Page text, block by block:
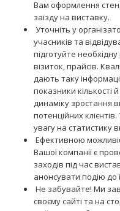
Вам оформлення
заїзду на виставку.
Уточніть у
учасників та
підготуйте
візиток, прайсів.
дають таку
показники кількості
динаміку зростання
потенційних
увагу на статистику
Ефективною
Вашої компанії є
заходів під час
анонсувати подію до
Не забувайте! Ми
своєму сайті та на